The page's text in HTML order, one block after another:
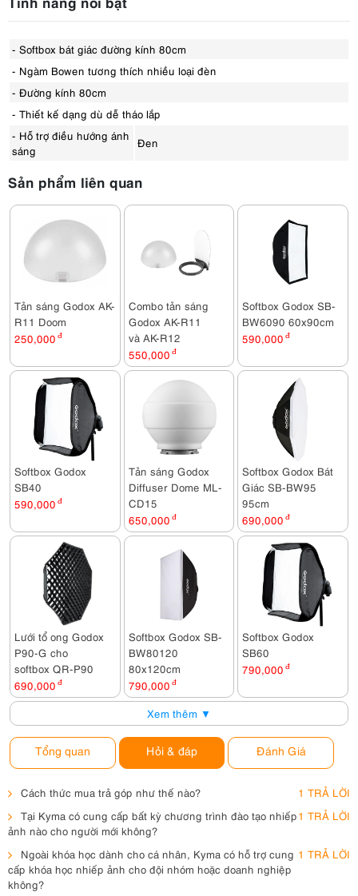
- Softbox bát giác đường kính 80cm
- Ngàm Bowen tương thích nhiều loại đèn
- Đường kính 80cm
- Thiết kế dạng dù dễ tháo lắp
- Hỗ trợ điều hướng ánh
sáng
Đen
Sản phẩm liên quan
Tản sáng Godox AK-
R11 Doom
250,000 đ
Combo tản sáng
Godox AK-R11
và AK-R12
550,000 đ
Softbox Godox SB-
BW6090 60x90cm
590,000 đ
Softbox Godox
SB40
590,000 đ
Tản sáng Godox
Diffuser Dome ML-
CD15
650,000 đ
Softbox Godox Bát
Giác SB-BW95
95cm
690,000 đ
Lưới tổ ong Godox
P90-G cho
softbox QR-P90
690,000 đ
Softbox Godox SB-
BW80120
80x120cm
790,000 đ
Softbox Godox
SB60
790,000 đ
Xem thêm ▼
Tổng quan Hỏi & đáp Đánh Giá
Cách thức mua trả góp như thế nào?
1 TRẢ LỜI
Tại Kyma có cung cấp bất kỳ chương trình đào tạo nhiếp
ảnh nào cho người mới không?
1 TRẢ LỜI
Ngoài khóa học dành cho cá nhân, Kyma có hỗ trợ cung
cấp khóa học nhiếp ảnh cho đội nhóm hoặc doanh nghiệp
không?
1 TRẢ LỜI